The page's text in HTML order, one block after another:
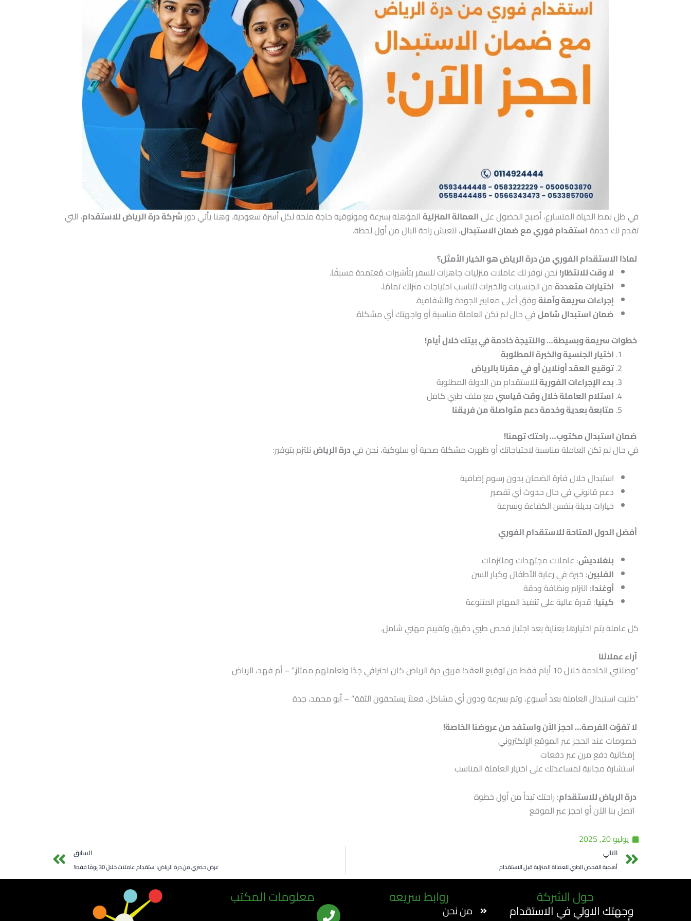
في ظل نمط الحياة المتسارع، أصبح الحصول علىالعمالة المنزليةالمؤهلة بسرعة وموثوقية حاجة ملحة لكل أسرة سعودية. وهنا يأتي دورشركة درة الرياض للاستقدام، التي
تقدم لك خدمةاستقدام فوري مع ضمان الاستبدال، لتعيش راحة البال من أول لحظة.
لماذا الاستقدام الفوري من درة الرياض هو الخيار الأمثل؟
لا وقت للانتظار! نحن نوفر لك عاملات منزليات جاهزات للسفر بتأشيرات مُعتمدة مسبقًا.
اختيارات متعددةمن الجنسيات والخبرات لتناسب احتياجات منزلك تمامًا.
إجراءات سريعة وآمنةوفق أعلى معايير الجودة والشفافية.
ضمان استبدال شاملفي حال لم تكن العاملة مناسبة أو واجهتك أي مشكلة.
خطوات سريعة وبسيطة… والنتيجة خادمة في بيتك خلال أيام!
اختيار الجنسية والخبرة المطلوبة
توقيع العقد أونلاين أو في مقرنا بالرياض
بدء الإجراءات الفوريةللاستقدام من الدولة المطلوبة
استلام العاملة خلال وقت قياسيمع ملف طبي كامل
متابعة بعدية وخدمة دعم متواصلة من فريقنا
ضمان استبدال مكتوب… راحتك تهمنا!
في حال لم تكن العاملة مناسبة لاحتياجاتك أو ظهرت مشكلة صحية أو سلوكية، نحن فيدرة الرياضنلتزم بتوفير:
استبدال خلال فترة الضمان بدون رسوم إضافية
دعم قانوني في حال حدوث أي تقصير
خيارات بديلة بنفس الكفاءة وبسرعة
أفضل الدول المتاحة للاستقدام الفوري
بنغلاديش: عاملات مجتهدات وملتزمات
الفلبين: خبرة في رعاية الأطفال وكبار السن
أوغندا: التزام ونظافة ودقة
كينيا: قدرة عالية على تنفيذ المهام المتنوعة
كل عاملة يتم اختيارها بعناية بعد اجتياز فحص طبي دقيق وتقييم مهني شامل.
آراء عملائنا
“وصلتني الخادمة خلال 10 أيام فقط من توقيع العقد! فريق درة الرياض كان احترافي جدًا وتعاملهم ممتاز.” – أم فهد، الرياض
“طلبت استبدال العاملة بعد أسبوع، وتم بسرعة ودون أي مشاكل. فعلاً يستحقون الثقة.” – أبو محمد، جدة
لا تفوّت الفرصة… احجز الآن واستفد من عروضنا الخاصة!
خصومات عند الحجز عبر الموقع الإلكتروني
إمكانية دفع مرن عبر دفعات
استشارة مجانية لمساعدتك على اختيار العاملة المناسب
درة الرياض للاستقدام: راحتك تبدأ من أول خطوة
اتصل بنا الآن أو احجز عبر الموقع
يوليو 20, 2025
Prev
التالي
أهمية الفحص الطبي للعمالة المنزلية قبل الاستقدام
السابق
عرض حصري من درة الرياض: استقدام عاملات خلال 30 يومًا فقط!
حول الشركة
وجهتك الاولي في الاستقدام
روابط سريعه
من نحن
معلومات المكتب